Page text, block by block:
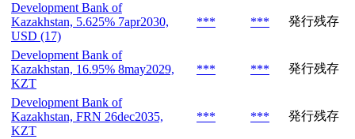
Development Bank of
Kazakhstan, 5.625% 7apr2030,
USD (17)
*** *** 発行残存
Development Bank of
Kazakhstan, 16.95% 8may2029,
KZT
*** *** 発行残存
Development Bank of
Kazakhstan, FRN 26dec2035,
KZT
*** *** 発行残存